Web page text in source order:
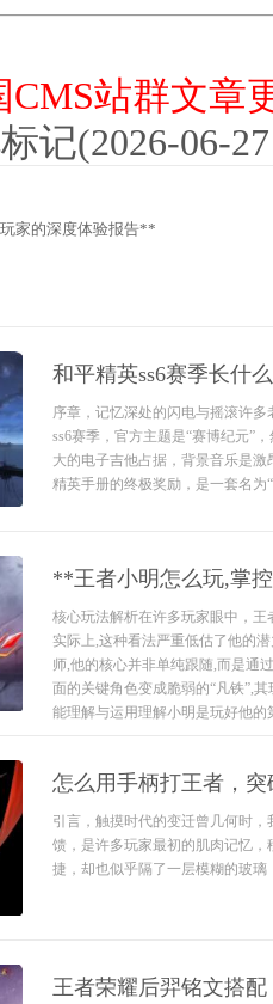
CMS站群文章
记(2026-06-
家的深度体验报告**
和平精英ss6赛季长什
序章，记忆深处的闪电与摇滚许
ss6赛季，官方主题是“赛博纪元”
大的电子吉他占据，背景音乐是
精英手册的终极奖励，是一套名为
**王者小明怎么玩,掌
核心玩法解析在许多玩家眼中，王
实际上,这种看法严重低估了他的
师,他的核心并非单纯跟随,而是通
面的关键角色变成脆弱的“凡铁”,
能理解与运用理解小明是玩好他的
怎么用手柄打王者，
引言，触摸时代的变迁曾几何时
馈，是许多玩家最初的肌肉记忆
捷，却也似乎隔了一层模糊的玻
王者荣耀后羿铭文搭